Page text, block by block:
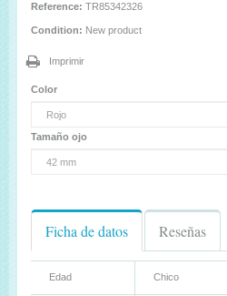
Reference: TR85342326
Condition: New product
Imprimir
Color
Tamaño ojo
Ficha de datos Reseñas
Edad Chico